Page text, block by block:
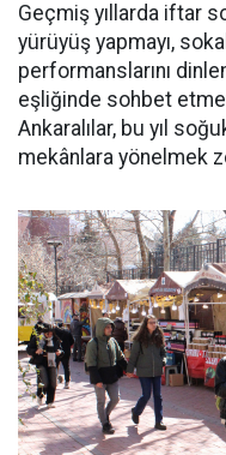
Geçmiş yıllarda iftar
yürüyüş yapmayı,
performanslarını
eşliğinde sohbet
Ankaralılar, bu yıl
mekânlara yönelmek